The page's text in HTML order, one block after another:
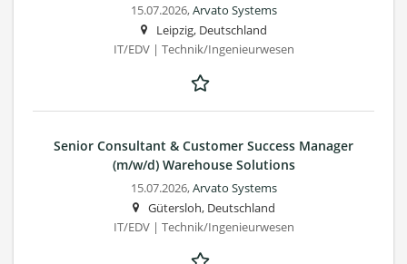
15.07.2026,Arvato Systems
Leipzig, Deutschland
IT/EDV | Technik/Ingenieurwesen
Senior Consultant & Customer Success Manager
(m/w/d) Warehouse Solutions
15.07.2026,Arvato Systems
Gütersloh, Deutschland
IT/EDV | Technik/Ingenieurwesen